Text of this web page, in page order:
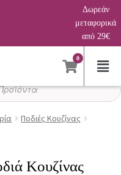
Δωρεάν
μεταφορικά
από 29€
0
Ποδιές Κουζίνας
Κουζίνας